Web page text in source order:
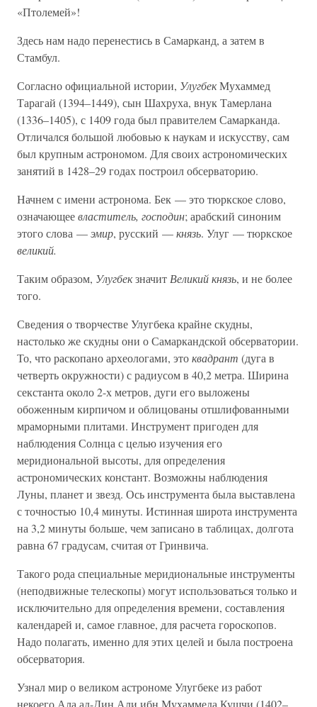
«Птолемей»!
Здесь нам надо перенестись в Самарканд, а затем в
Стамбул.
Согласно официальной истории, УлугбекМухаммед
Тарагай (1394–1449), сын Шахруха, внук Тамерлана
(1336–1405), с 1409 года был правителем Самарканда.
Отличался большой любовью к наукам и искусству, сам
был крупным астрономом. Для своих астрономических
занятий в 1428–29 годах построил обсерваторию.
Начнем с имени астронома. Бек — это тюркское слово,
означающеевластитель, господин; арабский синоним
этого слова —эмир, русский —князь. Улуг — тюркское
великий.
Таким образом, Улугбекзначит Великий князь, и не более
того.
Сведения о творчестве Улугбека крайне скудны,
настолько же скудны они о Самаркандской обсерватории.
То, что раскопано археологами, этоквадрант (дуга в
четверть окружности) с радиусом в 40,2 метра. Ширина
секстанта около 2-х метров, дуги его выложены
обоженным кирпичом и облицованы отшлифованными
мраморными плитами. Инструмент пригоден для
наблюдения Солнца с целью изучения его
меридиональной высоты, для определения
астрономических констант. Возможны наблюдения
Луны, планет и звезд. Ось инструмента была выставлена
с точностью 10,4 минуты. Истинная широта инструмента
на 3,2 минуты больше, чем записано в таблицах, долгота
равна 67 градусам, считая от Гринвича.
Такого рода специальные меридиональные инструменты
(неподвижные телескопы) могут использоваться только и
исключительно для определения времени, составления
календарей и, самое главное, для расчета гороскопов.
Надо полагать, именно для этих целей и была построена
обсерватория.
Узнал мир о великом астрономе Улугбеке из работ
некоего Ала ад-Дин Али ибн Мухаммеда Кушчи (1402–